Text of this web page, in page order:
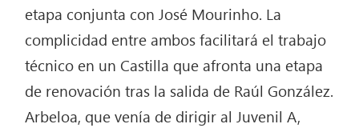
etapa conjunta con José Mourinho. La
complicidad entre ambos facilitará el trabajo
técnico en un Castilla que afronta una etapa
de renovación tras la salida de Raúl González.
Arbeloa, que venía de dirigir al Juvenil A,